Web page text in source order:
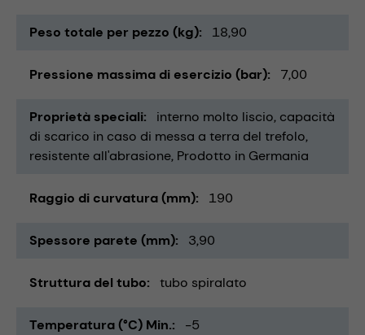
Peso totale per pezzo (kg) 18,90
Pressione massima di esercizio (bar) 7,00
Proprietà speciali interno molto liscio capacità
di scarico in caso di messa a terra del trefolo
resistente all'abrasione Prodotto in Germania
Raggio di curvatura (mm) 190
Spessore parete (mm) 3,90
Struttura del tubo tubo spiralato
Temperatura (°C) Min. -5